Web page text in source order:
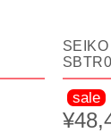
sale